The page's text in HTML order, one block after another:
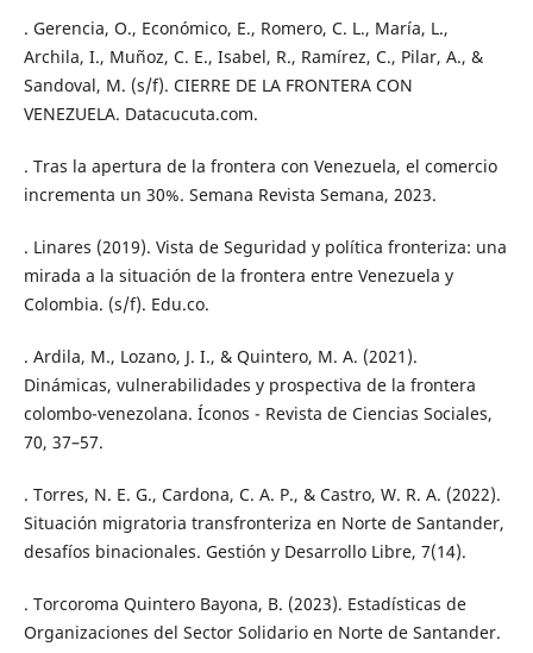
. Gerencia, O., Económico, E., Romero, C. L., María, L.,
Archila, I., Muñoz, C. E., Isabel, R., Ramírez, C., Pilar, A., &
Sandoval, M. (s/f). CIERRE DE LA FRONTERA CON
VENEZUELA. Datacucuta.com.
. Tras la apertura de la frontera con Venezuela, el comercio
incrementa un 30%. Semana Revista Semana, 2023.
. Linares (2019). Vista de Seguridad y política fronteriza: una
mirada a la situación de la frontera entre Venezuela y
Colombia. (s/f). Edu.co.
. Ardila, M., Lozano, J. I., & Quintero, M. A. (2021).
Dinámicas, vulnerabilidades y prospectiva de la frontera
colombo-venezolana. Íconos - Revista de Ciencias Sociales,
70, 37–57.
. Torres, N. E. G., Cardona, C. A. P., & Castro, W. R. A. (2022).
Situación migratoria transfronteriza en Norte de Santander,
desafíos binacionales. Gestión y Desarrollo Libre, 7(14).
. Torcoroma Quintero Bayona, B. (2023). Estadísticas de
Organizaciones del Sector Solidario en Norte de Santander.